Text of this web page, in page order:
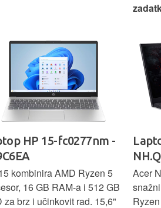
HP 15-fc0277nm -
kombinira AMD Ryzen 5
16 GB RAM-a i 512 GB
za brz i učinkovit rad. 15,6"
Acer